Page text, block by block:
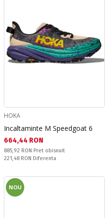
HOKA
Incaltaminte M Speedgoat 6
Текуща цена:
664,44 RON
Pret obisnuit:
885,92 RON Pret obisnuit
Спестявате:
221,48 RON Diferenta
NOU